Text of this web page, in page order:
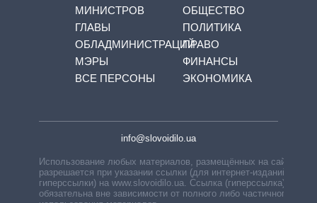
МИНИСТРОВ
ГЛАВЫ
ОБЛАДМИНИСТРАЦИЙ
МЭРЫ
ВСЕ ПЕРСОНЫ
ОБЩЕСТВО
ПОЛИТИКА
ПРАВО
ФИНАНСЫ
ЭКОНОМИКА
info@slovoidilo.ua
Использование любых материалов, размещённых на сайте,
разрешается при указании ссылки (для интернет-изданий —
гиперссылки) на www.slovoidilo.ua. Ссылка (гиперссылка)
обязательна вне зависимости от полного либо частичного